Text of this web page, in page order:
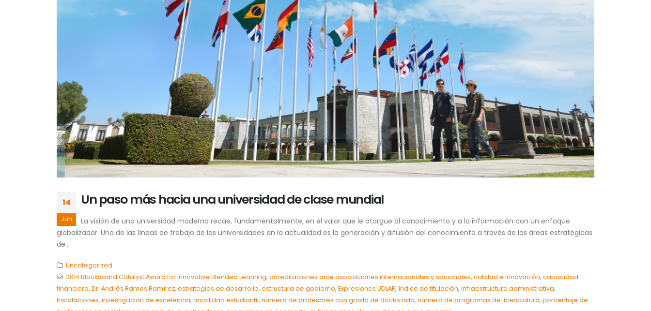
14
Jun
Un paso más hacia una universidad de clase mundial
La visión de una universidad moderna recae, fundamentalmente, en el valor que le otorgue al conocimiento y a la información con un enfoque
globalizador. Una de las líneas de trabajo de las universidades en la actualidad es la generación y difusión del conocimiento a través de las áreas estratégicas
de...
Uncategorized
2014 Blackboard Catalyst Award for Innovative Blended Learning, acreditaciones ante asociaciones internacionales y nacionales, calidad e innovación, capacidad
financiera, Dr. Andrés Ramos Ramírez, estrategias de desarrollo, estructura de gobierno, Expresiones UDLAP, índice de titulación, infraestructura administrativa,
Instalaciones, investigación de excelencia, movilidad estudiantil, número de profesores con grado de doctorado, número de programas de licenciatura, porcentaje de